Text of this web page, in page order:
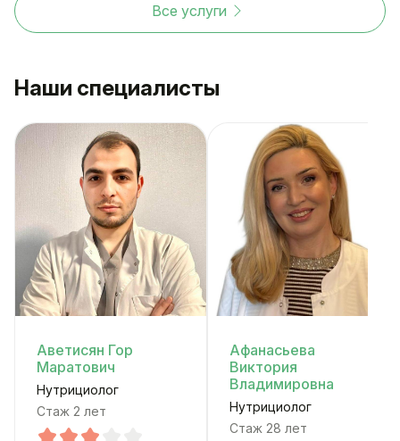
Все услуги
Наши специалисты
Аветисян Гор
Маратович
Нутрициолог
Стаж 2 лет
Афанасьева
Виктория
Владимировна
Нутрициолог
Стаж 28 лет